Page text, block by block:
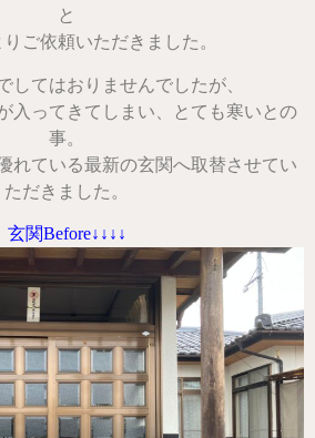
と
ご依頼いただきました。
してはおりませんでしたが、
入ってきてしまい、とても寒いとの
事。
れている最新の玄関へ取替させてい
ただきました。
玄関Before↓↓↓↓